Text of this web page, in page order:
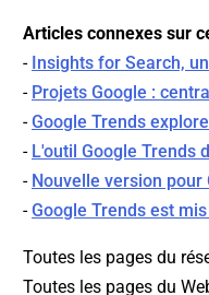
Articles connexes sur
- Insights for Search,
- Projets Google :
-Google Trends
- L'outil Google Trends
- Nouvelle version pour
-Google Trends est
Toutes les pages du
Toutes les pages du